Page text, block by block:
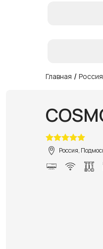
Главная / Россия
Россия,